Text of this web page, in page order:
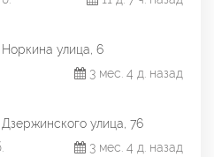
Норкина улица, 6
3 мес. 4 д. назад
Дзержинского улица, 76
3 мес. 4 д. назад